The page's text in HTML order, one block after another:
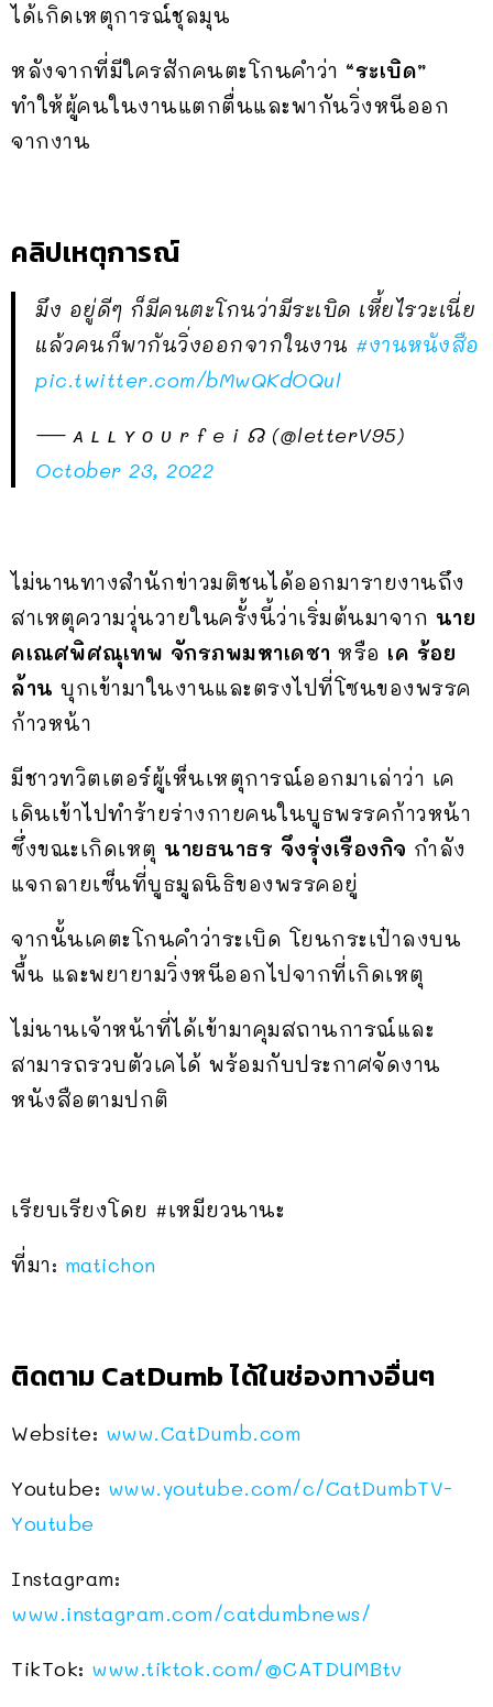
ได้เกิดเหตุการณ์ชุลมุน
หลังจากที่มีใครสักคนตะโกนคำว่า “ระเบิด”
ทำให้ผู้คนในงานแตกตื่นและพากันวิ่งหนีออก
จากงาน
คลิปเหตุการณ์
มึง อยู่ดีๆ ก็มีคนตะโกนว่ามีระเบิด เหี้ยไรวะเนี่ย
แล้วคนก็พากันวิ่งออกจากในงาน #งานหนังสือ
pic.twitter.com/bMwQKdOQul
— ᴀ ʟ ʟ ʏ ᴏ ᴜ r f e i ☊ (@letterV95)
October 23, 2022
ไม่นานทางสำนักข่าวมติชนได้ออกมารายงานถึง
สาเหตุความวุ่นวายในครั้งนี้ว่าเริ่มต้นมาจาก นาย
คเณศพิศณุเทพ จักรภพมหาเดชา หรือ เค ร้อย
ล้าน บุกเข้ามาในงานและตรงไปที่โซนของพรรค
ก้าวหน้า
มีชาวทวิตเตอร์ผู้เห็นเหตุการณ์ออกมาเล่าว่า เค
เดินเข้าไปทำร้ายร่างกายคนในบูธพรรคก้าวหน้า
ซึ่งขณะเกิดเหตุ นายธนาธร จึงรุ่งเรืองกิจ กำลัง
แจกลายเซ็นที่บูธมูลนิธิของพรรคอยู่
จากนั้นเคตะโกนคำว่าระเบิด โยนกระเป๋าลงบน
พื้น และพยายามวิ่งหนีออกไปจากที่เกิดเหตุ
ไม่นานเจ้าหน้าที่ได้เข้ามาคุมสถานการณ์และ
สามารถรวบตัวเคได้ พร้อมกับประกาศจัดงาน
หนังสือตามปกติ
เรียบเรียงโดย #เหมียวนานะ
ที่มา: matichon
ติดตาม CatDumb ได้ในช่องทางอื่นๆ
Website: www.CatDumb.com
Youtube: www.youtube.com/c/CatDumbTV-
Youtube
Instagram:
www.instagram.com/catdumbnews/
TikTok: www.tiktok.com/@CATDUMBtv